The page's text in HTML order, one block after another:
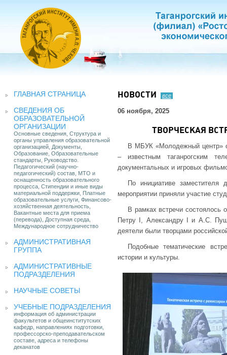
ГЛАВНАЯ СТРАНИЦА
СВЕДЕНИЯ ОБ
ОБРАЗОВАТЕЛЬНОЙ
ОРГАНИЗАЦИИ
Основные сведения, Структура и
органы управления образовательной
организацией, Документы,
Образование, Образовательные
стандарты, Руководство.
Педагогический (научно-
педагогический) состав, МТО и
оснащенность образовательного
процесса, Стипендии и иные виды
материальной поддержки, Платные
образовательные услуги, Финансово-
хозяйственная деятельность,
Вакантные места для приема
(перевода), Доступная среда,
Международное сотрудничество
АДМИНИСТРАТИВНАЯ
ГРУППА
АДМИНИСТРАТИВНЫЕ
ПОДРАЗДЕЛЕНИЯ
НАУЧНЫЕ СОВЕТЫ
УЧЕБНЫЕ ПОДРАЗДЕЛЕНИЯ
информация об администрации
факультетов и общеинститутских
кафедр, направлениях подготовки,
профессорско-преподавательском
составе, адреса и телефоны
деканатов
НОВОСТИ все
06 ноября, 2025
ТВОРЧЕСКАЯ
В МБУК «Молодежный центр»
– известным таганрогским
документальных и игровых
По инициативе заместителя
мероприятии приняли участие
В рамках встречи состоялось
Петру I, Александру I и А.С.
деятели были творцами
Подобные тематические
истории и культуры.